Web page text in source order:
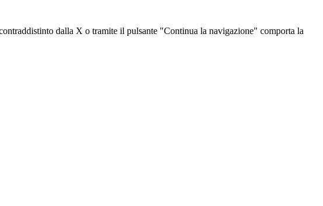
dalla X o tramite il pulsante "Continua la navigazione" comporta la